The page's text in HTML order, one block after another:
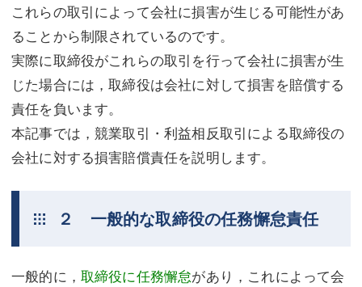
埼玉事務所 (さいたま市)
川口事務所（埼玉県川口市）
川口事務所（埼玉県川口市）
お問い合せフォーム
これらの取引によって会社に損害が生じる可能性があ
ることから制限されているのです。
実際に取締役がこれらの取引を行って会社に損害が生
じた場合には，取締役は会社に対して損害を賠償する
責任を負います。
本記事では，競業取引・利益相反取引による取締役の
会社に対する損害賠償責任を説明します。
２ 一般的な取締役の任務懈怠責任
一般的に， 取締役に任務懈怠があり，これによって会